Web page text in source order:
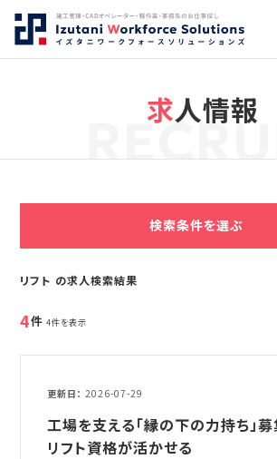
求人情報
検索条件を選ぶ
リフト の求人検索結果
4件 4件を表示
更新日 2026-07-29
工場を支える「縁の下の力持ち」募
リフト資格が活かせる